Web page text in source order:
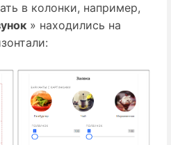
в колонки, например,
» находились на